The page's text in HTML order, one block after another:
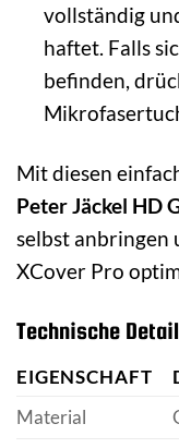
vollständig
haftet. Falls
befinden,
Mit diesen
Peter Jäckel HD
selbst anbringen
XCover Pro
Technische
EIGENSCHAFT
Material